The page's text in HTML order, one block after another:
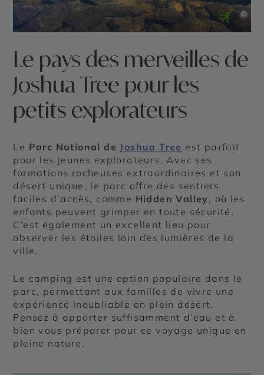
©
Le pays des merveilles de
Joshua Tree pour les
petits explorateurs
Le Parc National de Joshua Tree est parfait
pour les jeunes explorateurs. Avec ses
formations rocheuses extraordinaires et son
désert unique, le parc offre des sentiers
faciles d’accès, comme Hidden Valley, où les
enfants peuvent grimper en toute sécurité.
C’est également un excellent lieu pour
observer les étoiles loin des lumières de la
ville.
Le camping est une option populaire dans le
parc, permettant aux familles de vivre une
expérience inoubliable en plein désert.
Pensez à apporter suffisamment d’eau et à
bien vous préparer pour ce voyage unique en
pleine nature.